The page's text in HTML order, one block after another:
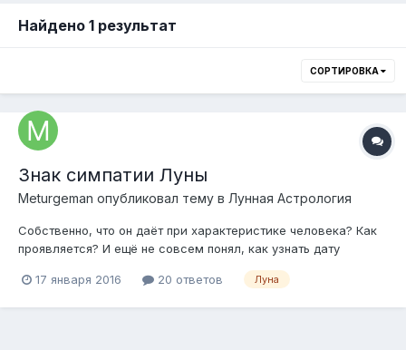
Найдено 1 результат
СОРТИРОВКА
Знак симпатии Луны
Meturgeman опубликовал тему в Лунная Астрология
Собственно, что он даёт при характеристике человека? Как
проявляется? И ещё не совсем понял, как узнать дату
17 января 2016
20 ответов Луна